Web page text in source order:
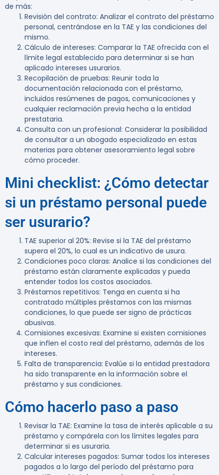
de más:
Revisión del contrato: Analizar el contrato del préstamo
personal, centrándose en la TAE y las condiciones del
mismo.
Cálculo de intereses: Comparar la TAE ofrecida con el
límite legal establecido para determinar si se han
aplicado intereses usurarios.
Recopilación de pruebas: Reunir toda la
documentación relacionada con el préstamo,
incluidos resúmenes de pagos, comunicaciones y
cualquier reclamación previa hecha a la entidad
prestataria.
Consulta con un profesional: Considerar la posibilidad
de consultar a un abogado especializado en estas
materias para obtener asesoramiento legal sobre
cómo proceder.
Mini checklist: ¿Cómo detectar
si un préstamo personal puede
ser usurario?
TAE superior al 20%: Revise si la TAE del préstamo
supera el 20%, lo cual es un indicativo de usura.
Condiciones poco claras: Analice si las condiciones del
préstamo están claramente explicadas y pueda
entender todos los costos asociados.
Préstamos repetitivos: Tenga en cuenta si ha
contratado múltiples préstamos con las mismas
condiciones, lo que puede ser signo de prácticas
abusivas.
Comisiones excesivas: Examine si existen comisiones
que inflen el costo real del préstamo, además de los
intereses.
Falta de transparencia: Evalúe si la entidad prestadora
ha sido transparente en la información sobre el
préstamo y sus condiciones.
Cómo hacerlo paso a paso
Revisar la TAE: Examine la tasa de interés aplicable a su
préstamo y compárela con los límites legales para
determinar si es usuraria.
Calcular intereses pagados: Sumar todos los intereses
pagados a lo largo del período del préstamo para